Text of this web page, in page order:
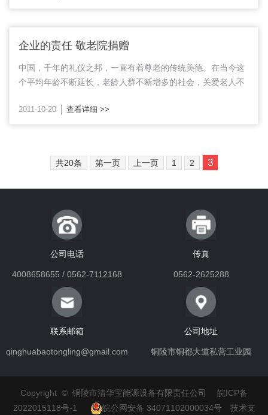
企业的责任 敬老院捐赠
中国，千年的礼仪之邦，一直有着尊老的传统美德。在当今这
个平均年龄不断延长，老龄人群不断增多的社会，关爱老人不
责任。我公司积极参加各项公益活动，回报...
2011-10-20 查看详细 >>
共20条 第一页 上一页 1 2 3
公司电话
4008658655 / 0562-7112168
传真
0562-2625288
联系邮箱
qinghuabaotongling@gmail.com
公司地址
铜陵市铜都大道私营工业园
Copyright © 铜陵市清华宝能源设备有限责任公司 皖ICP备
2022015118号-1
皖公网安备 34071102000034号技术支